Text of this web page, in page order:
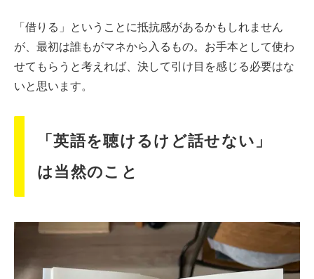
「借りる」ということに抵抗感があるかもしれません
が、最初は誰もがマネから入るもの。お手本として使わ
せてもらうと考えれば、決して引け目を感じる必要はな
いと思います。
「英語を聴けるけど話せない」
は当然のこと